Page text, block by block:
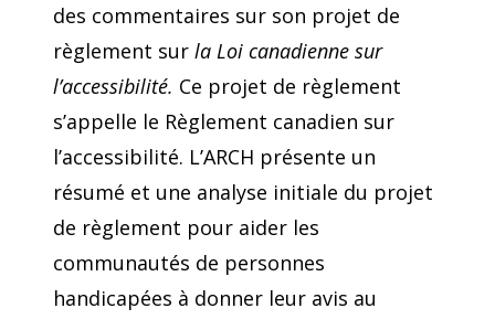
des commentaires sur son projet de
règlement sur la Loi canadienne sur
l’accessibilité. Ce projet de règlement
s’appelle le Règlement canadien sur
l’accessibilité. L’ARCH présente un
résumé et une analyse initiale du projet
de règlement pour aider les
communautés de personnes
handicapées à donner leur avis au